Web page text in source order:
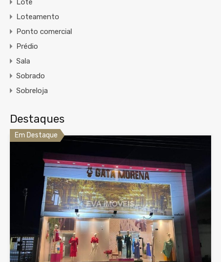
Lote
Loteamento
Ponto comercial
Prédio
Sala
Sobrado
Sobreloja
Destaques
Em Destaque